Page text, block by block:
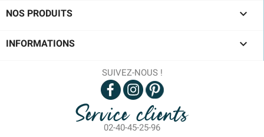
NOS PRODUITS 
INFORMATIONS 
SUIVEZ-NOUS !
Service clients
02-40-45-25-96